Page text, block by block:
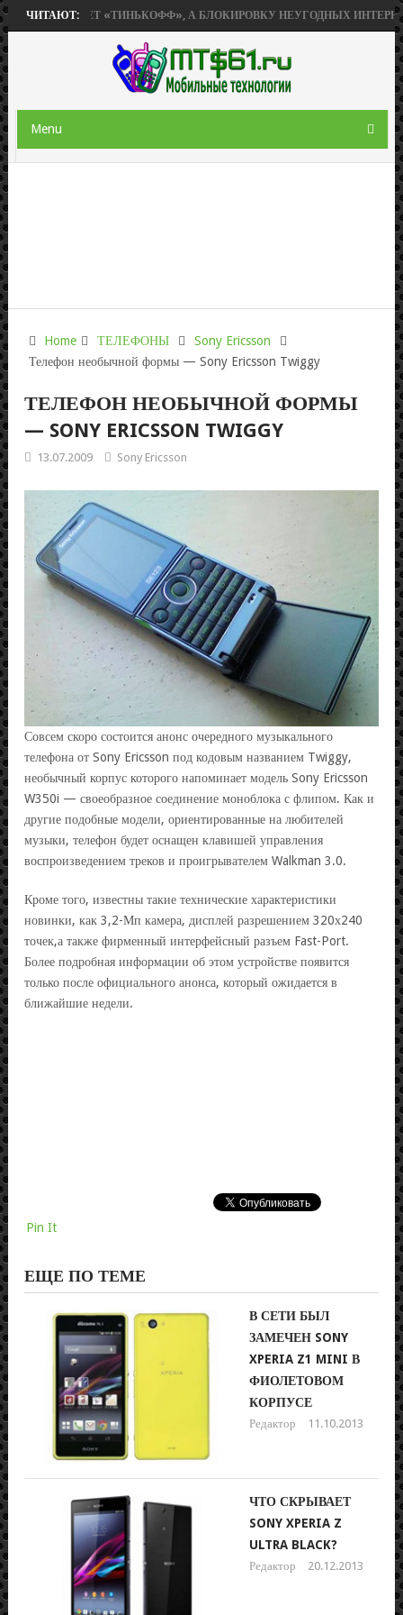
ЧИТАЮТ:
ПРИОБРЕТЕТ «ТИНЬКОФФ», А БЛОКИРОВКУ НЕУГОДНЫХ ИНТЕРНЕТ-
Menu
Home ТЕЛЕФОНЫ
Sony Ericsson
Телефон необычной формы — Sony Ericsson Twiggy
ТЕЛЕФОН НЕОБЫЧНОЙ ФОРМЫ
— SONY ERICSSON TWIGGY
13.07.2009 Sony Ericsson
Совсем скоро состоится анонс очередного музыкального
телефона от Sony Ericsson под кодовым названием Twiggy,
необычный корпус которого напоминает модель Sony Ericsson
W350i — своеобразное соединение моноблока с флипом. Как и
другие подобные модели, ориентированные на любителей
музыки, телефон будет оснащен клавишей управления
воспроизведением треков и проигрывателем Walkman 3.0.
Кроме того, известны такие технические характеристики
новинки, как 3,2-Мп камера, дисплей разрешением 320х240
точек,а также фирменный интерфейсный разъем Fast-Port.
Более подробная информации об этом устройстве появится
только после официального анонса, который ожидается в
ближайшие недели.
Pin It
ЕЩЕ ПО ТЕМЕ
В СЕТИ БЫЛ
ЗАМЕЧЕН SONY
XPERIA Z1 MINI В
ФИОЛЕТОВОМ
КОРПУСЕ
Редактор 11.10.2013
ЧТО СКРЫВАЕТ
SONY XPERIA Z
ULTRA BLACK?
Редактор 20.12.2013